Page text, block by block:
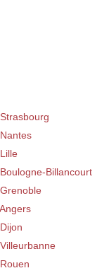
Billancourt